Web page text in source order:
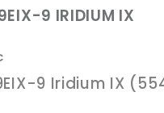
9 IRIDIUM IX
9 Iridium IX